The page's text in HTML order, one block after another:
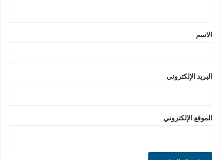
*
الاسم
البريد الإلكتروني
الموقع الإلكتروني